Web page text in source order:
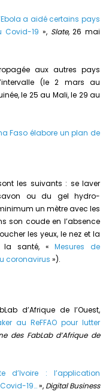
a aidé certains pays
19 », Slate, 26 mai
aux autres pays
(le 2 mars au
le 25 au Mali, le 29 au
Faso élabore un plan de
les suivants : se laver
ou du gel hydro-
un mètre avec les
son coude en l’absence
les yeux, le nez et la
la santé, «Mesures de
coronavirus »).
d’Afrique de l’Ouest,
au ReFFAO pour lutter
des FabLab d’Afrique de
d’Ivoire : l’application
19…», Digital Business